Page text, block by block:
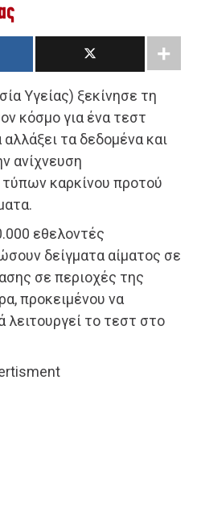
Υγείας) ξεκίνησε τη
κόσμο για ένα τεστ
τα δεδομένα και
ανίχνευση
καρκίνου προτού
εθελοντές
δείγματα αίματος σε
σε περιοχές της
προκειμένου να
λειτουργεί το τεστ στο